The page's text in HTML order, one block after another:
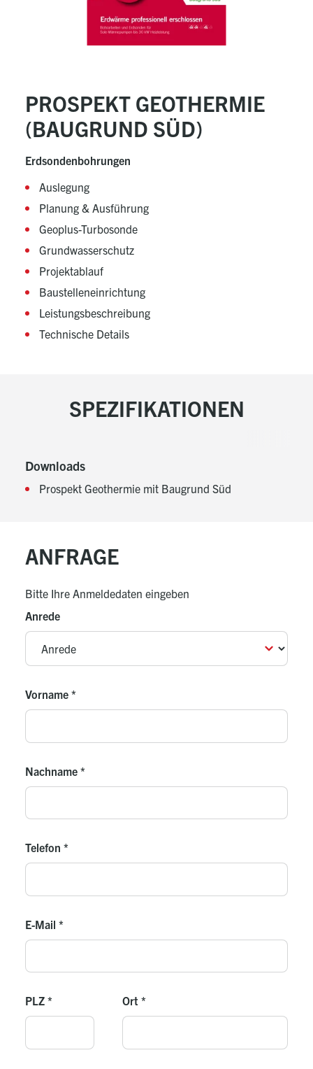
PROSPEKT GEOTHERMIE
(BAUGRUND SÜD)
Erdsondenbohrungen
Auslegung
Planung & Ausführung
Geoplus-Turbosonde
Grundwasserschutz
Projektablauf
Baustelleneinrichtung
Leistungsbeschreibung
Technische Details
SPEZIFIKATIONEN
Downloads
Prospekt Geothermie mit Baugrund Süd
ANFRAGE
Bitte Ihre Anmeldedaten eingeben
Anrede
Vorname *
Nachname *
Telefon *
E-Mail *
PLZ * Ort *